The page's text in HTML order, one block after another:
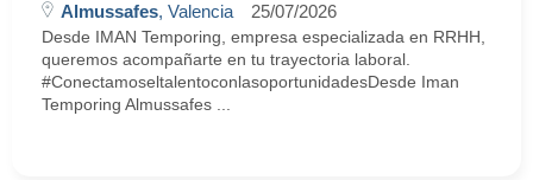
Almussafes, Valencia 25/07/2026
Desde IMAN Temporing, empresa especializada en RRHH,
queremos acompañarte en tu trayectoria laboral.
#ConectamoseltalentoconlasoportunidadesDesde Iman
Temporing Almussafes ...